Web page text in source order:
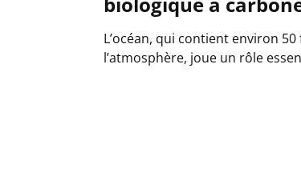
L’océan, qui contient environ
l’atmosphère, joue un rôle